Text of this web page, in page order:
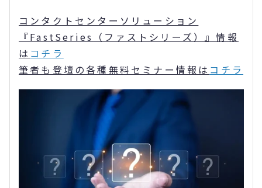
コンタクトセンターソリューション
『FastSeries
（ファストシリーズ）』情報
は コチラ
筆者も登壇の各種無料セミナー情報は コチラ